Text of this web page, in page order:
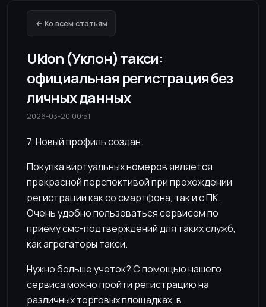
← Ко всем статьям
Uklon (Уклон) такси:
официальная регистрация без
личных данных
2026-03-20 00:51
7. Новый профиль создан.
Покупка виртуальных номеров является
прекрасной перспективой при прохождении
регистрации как со смартфона, так и с ПК.
Очень удобно пользоваться сервисом по
приему смс-подтверждений для таких служб,
как агрегаторы такси.
Нужно больше учеток? С помощью нашего
сервиса можно пройти регистрацию на
различных торговых площадках, в